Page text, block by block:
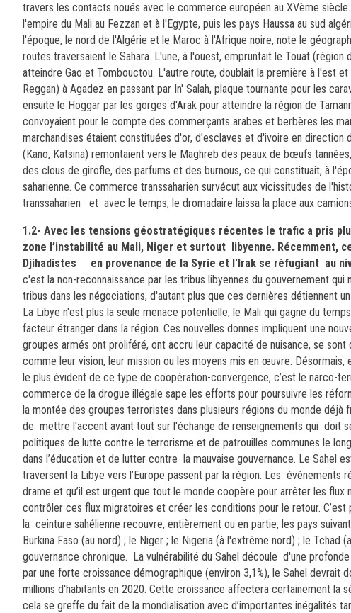
travers les contacts noués avec le commerce européen au XVème siècle.
l'empire du Mali au Fezzan et à l'Egypte, puis les pays Haussa au sud
l'époque, le nord de l'Algérie et le Maroc à l'Afrique noire, note le
routes traversaient le Sahara. L'une, à l'ouest, empruntait le Touat
atteindre Gao et Tombouctou. L'autre route, doublait la première à l'est
Reggan) à Agadez en passant par In' Salah, plaque tournante pour les
ensuite le Hoggar par les gorges d'Arak pour atteindre la région de
convoyaient pour le compte des commerçants arabes et berbères les
marchandises étaient constituées d'or, d'esclaves et d'ivoire en
(Kano, Katsina) remontaient vers le Maghreb des peaux de bœufs
des clous de girofle, des parfums et des burnous, ce qui constituait, à
saharienne. Ce commerce transsaharien survécut aux vicissitudes de
transsaharien et avec le temps, le dromadaire laissa la place aux
1.2- Avec les tensions géostratégiques récentes le trafic a pris
zone l’instabilité au Mali, Niger et surtout libyenne. Récemment,
Djihadistes en provenance de la Syrie et l'Irak se réfugiant au
c'est la non-reconnaissance par les tribus libyennes du gouvernement
tribus dans les négociations, d'autant plus que ces dernières détiennent
La Libye n'est plus la seule menace potentielle, le Mali qui gagne du
facteur étranger dans la région. Ces nouvelles donnes impliquent une
groupes armés ont proliféré, ont accru leur capacité de nuisance, se
comme leur vision, leur mission ou les moyens mis en œuvre. Désormais,
le plus évident de ce type de coopération-convergence, c’est le narco-
commerce de la drogue illégale sape les efforts pour poursuivre les
la montée des groupes terroristes dans plusieurs régions du monde déjà
de mettre l'accent avant tout sur l'échange de renseignements qui doit
politiques de lutte contre le terrorisme et de patrouilles communes le
dans l’éducation et de lutter contre la mauvaise gouvernance. Le Sahel
traversent la Libye vers l’Europe passent par la région. Les
drame et qu’il est urgent que tout le monde coopère pour arrêter les
contrôler ces flux migratoires et créer les conditions pour le retour.
la ceinture sahélienne recouvre, entièrement ou en partie, les pays
Burkina Faso (au nord) ; le Niger ; le Nigeria (à l'extrême nord) ; le Tchad
gouvernance chronique. La vulnérabilité du Sahel découle d'une
par une forte croissance démographique (environ 3,1%), le Sahel
millions d'habitants en 2020. Cette croissance affectera certainement la
cela se greffe du fait de la mondialisation avec d’importantes inégalités